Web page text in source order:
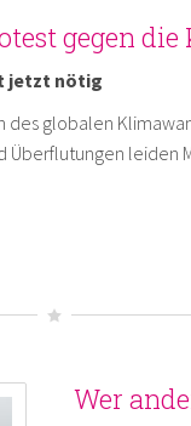
gegen die
jetzt nötig
des globalen
leiden
Wer